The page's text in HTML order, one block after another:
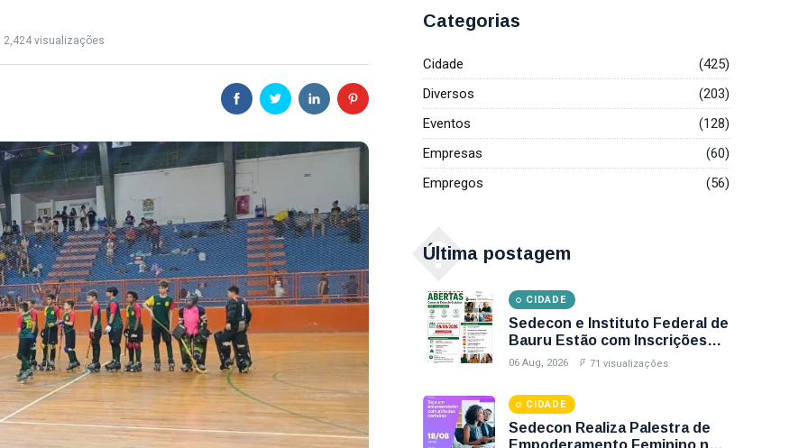
2,424 visualizações
Categorias
Cidade
(425)
Diversos
(203)
Eventos
(128)
Empresas
(60)
Empregos
(56)
Última postagem
�
CIDADE
Sedecon e Instituto Federal de
Bauru Estão com Inscrições
Abertas para Cursos Gratuitos
Veja Como Participar
06 Aug, 2026 71 visualizações
CIDADE
Sedecon Realiza Palestra de
Empoderamento Feminino no